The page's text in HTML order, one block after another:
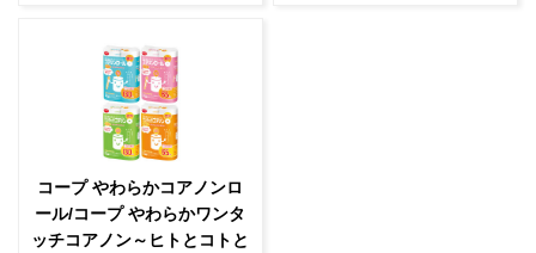
コープ やわらかコアノンロ
ール/コープ やわらかワンタ
ッチコアノン～ヒトとコトと